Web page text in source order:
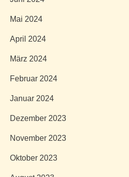
Mai 2024
April 2024
März 2024
Februar 2024
Januar 2024
Dezember 2023
November 2023
Oktober 2023